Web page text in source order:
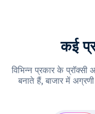
कई
विभिन्न प्रकार के
बनाते हैं, बाजार में